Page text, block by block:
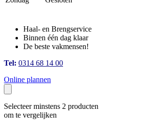
Haal- en Brengservice
Binnen één dag klaar
De beste vakmensen!
Tel: 0314 68 14 00
Online plannen
Selecteer minstens 2 producten
om te vergelijken